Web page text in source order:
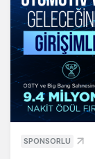
SPONSORLU